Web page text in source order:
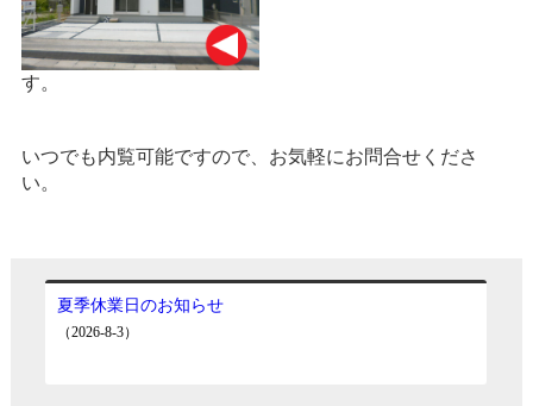
す。
いつでも内覧可能ですので、お気軽にお問合せくださ
い。